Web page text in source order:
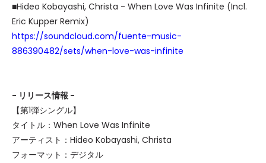
■Hideo Kobayashi, Christa - When Love Was Infinite (Incl.
Eric Kupper Remix)
https://soundcloud.com/fuente-music-
886390482/sets/when-love-was-infinite
- リリース情報 -
【第1弾シングル】
タイトル：When Love Was Infinite
アーティスト：Hideo Kobayashi, Christa
フォーマット：デジタル